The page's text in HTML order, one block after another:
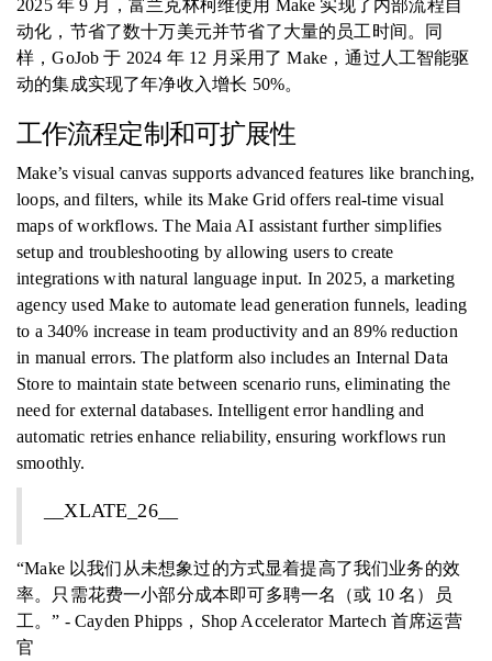
2025 年 9 月，富兰克林柯维使用 Make 实现了内部流程自
动化，节省了数十万美元并节省了大量的员工时间。同
样，GoJob 于 2024 年 12 月采用了 Make，通过人工智能驱
动的集成实现了年净收入增长 50%。
工作流程定制和可扩展性
Make’s visual canvas supports advanced features like branching,
loops, and filters, while its Make Grid offers real-time visual
maps of workflows. The Maia AI assistant further simplifies
setup and troubleshooting by allowing users to create
integrations with natural language input. In 2025, a marketing
agency used Make to automate lead generation funnels, leading
to a 340% increase in team productivity and an 89% reduction
in manual errors. The platform also includes an Internal Data
Store to maintain state between scenario runs, eliminating the
need for external databases. Intelligent error handling and
automatic retries enhance reliability, ensuring workflows run
smoothly.
__XLATE_26__
“Make 以我们从未想象过的方式显着提高了我们业务的效
率。只需花费一小部分成本即可多聘一名（或 10 名）员
工。” - Cayden Phipps，Shop Accelerator Martech 首席运营
官